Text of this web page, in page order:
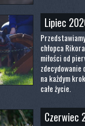
Lipiec
chłopca
miłości od
zdecydowanie
na każdym
całe życie.
Czerwiec